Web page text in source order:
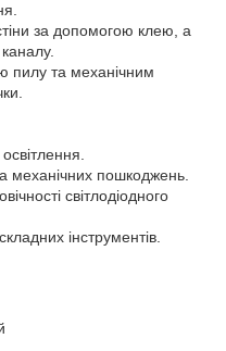
за допомогою клею, а
пилу та механічним
механічних пошкоджень.
світлодіодного
інструментів.